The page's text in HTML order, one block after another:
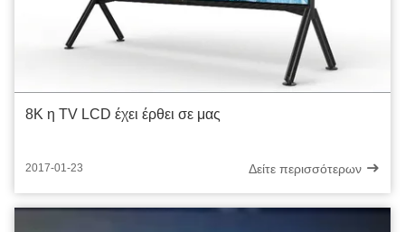
8K η TV LCD έχει έρθει σε μας
2017-01-23 Δείτε περισσότερων